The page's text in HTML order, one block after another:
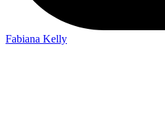
Fabiana Kelly